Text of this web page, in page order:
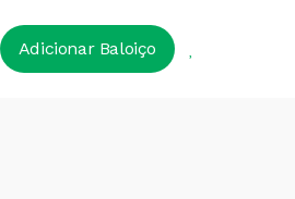
Adicionar Baloiço